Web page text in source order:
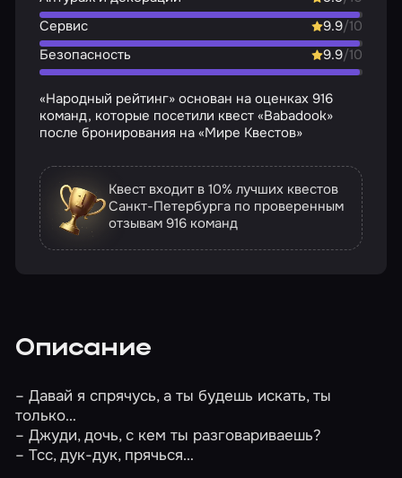
Сервис
9.9/10
Безопасность
9.9/10
«Народный рейтинг» основан на оценках 916
команд, которые посетили квест «Babadook»
после бронирования на «Мире Квестов»
Квест входит в 10% лучших квестов
Санкт-Петербурга по проверенным
отзывам916 команд
Описание
– Давай я спрячусь, а ты будешь искать, ты
только…
– Джуди, дочь, с кем ты разговариваешь?
– Тсс, дук-дук, прячься…